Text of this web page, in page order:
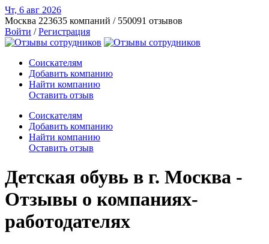
Чт, 6 авг 2026
Москва 223635 компаний / 550091 отзывов
Войти /Регистрация
Соискателям
Добавить компанию
Найти компанию
Оставить отзыв
Соискателям
Добавить компанию
Найти компанию
Оставить отзыв
Детская обувь в г. Москва -
Отзывы о компаниях-
работодателях